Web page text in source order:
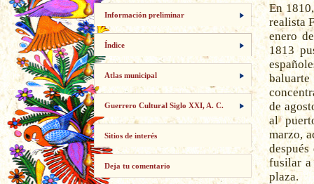
Información preliminar
Índice
Atlas municipal
Guerrero Cultural Siglo XXI, A. C.
Sitios de interés
Deja tu comentario
En
realista
enero
1813
de
al
marzo,
fusilar
plaza.